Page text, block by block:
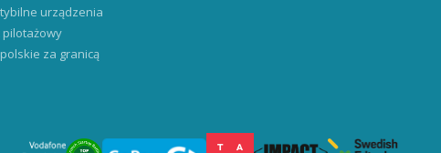
urządzenia
pilotażowy
polskie za granicą